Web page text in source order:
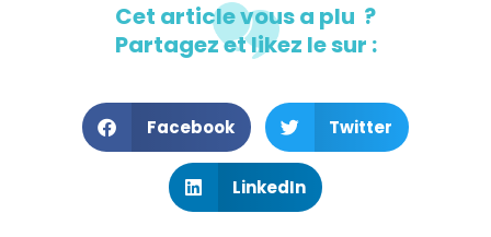
Cet article vous a plu ?
Partagez et likez le sur :
Facebook Twitter
LinkedIn